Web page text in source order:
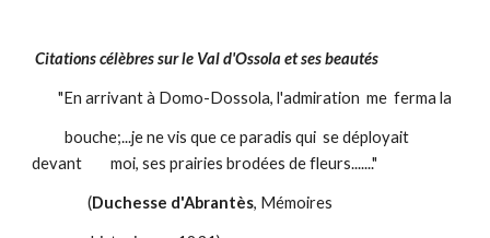
Citations célèbres sur le Val d'Ossola et ses beautés
"En arrivant à Domo-Dossola, l'admiration me ferma la
bouche;...je ne vis que ce paradis qui se déployait
devant
moi, ses prairies brodées de fleurs......."
(Duchesse d'Abrantès, Mémoires